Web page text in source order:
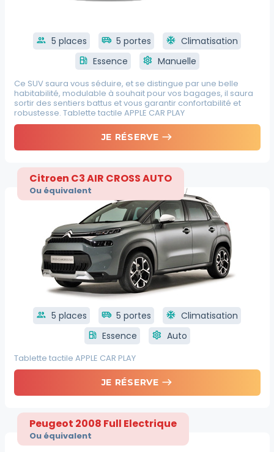
group 5 places airport_shuttle 5 portes ac_unit Climatisation
local_gas_station Essence settings Manuelle
Ce SUV saura vous séduire, et se distingue par une belle
habitabilité, modulable à souhait pour vos bagages, il saura
sortir des sentiers battus et vous garantir confortabilité et
robustesse. Tablette tactile APPLE CAR PLAY
JE RÉSERVE east
Citroen C3 AIR CROSS AUTO
Ou équivalent
group 5 places airport_shuttle 5 portes ac_unit Climatisation
local_gas_station Essence settings Auto
Tablette tactile APPLE CAR PLAY
JE RÉSERVE east
Peugeot 2008 Full Electrique
Ou équivalent